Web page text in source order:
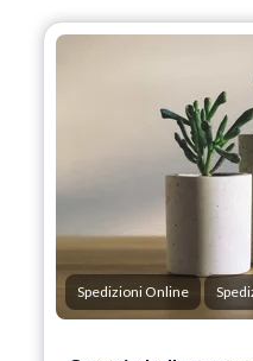
Spedizioni Online